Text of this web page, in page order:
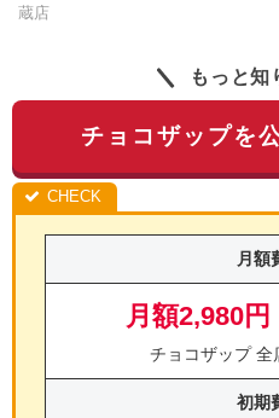
蔵店
もっと知
チョコザップを
月額
月額2,980円
チョコザップ 全
初期